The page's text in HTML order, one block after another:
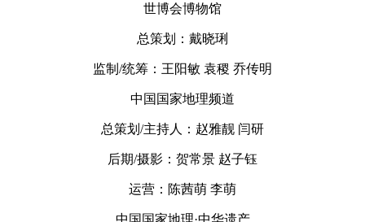
世博会博物馆
总策划：戴晓琍
监制/统筹：王阳敏 袁稷 乔传明
中国国家地理频道
总策划/主持人：赵雅靓 闫研
后期/摄影：贺常景 赵子钰
运营：陈茜萌 李萌
中国国家地理·中华遗产